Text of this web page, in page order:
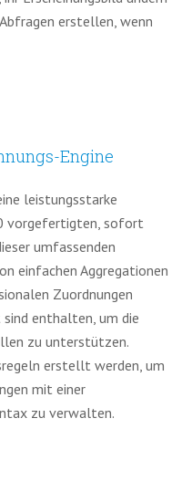
erstellen, wenn
Engine
leistungsstarke
vorgefertigten, sofort
umfassenden
einfachen Aggregationen
Zuordnungen
enthalten, um die
zu unterstützen.
erstellt werden, um
mit einer
zu verwalten.